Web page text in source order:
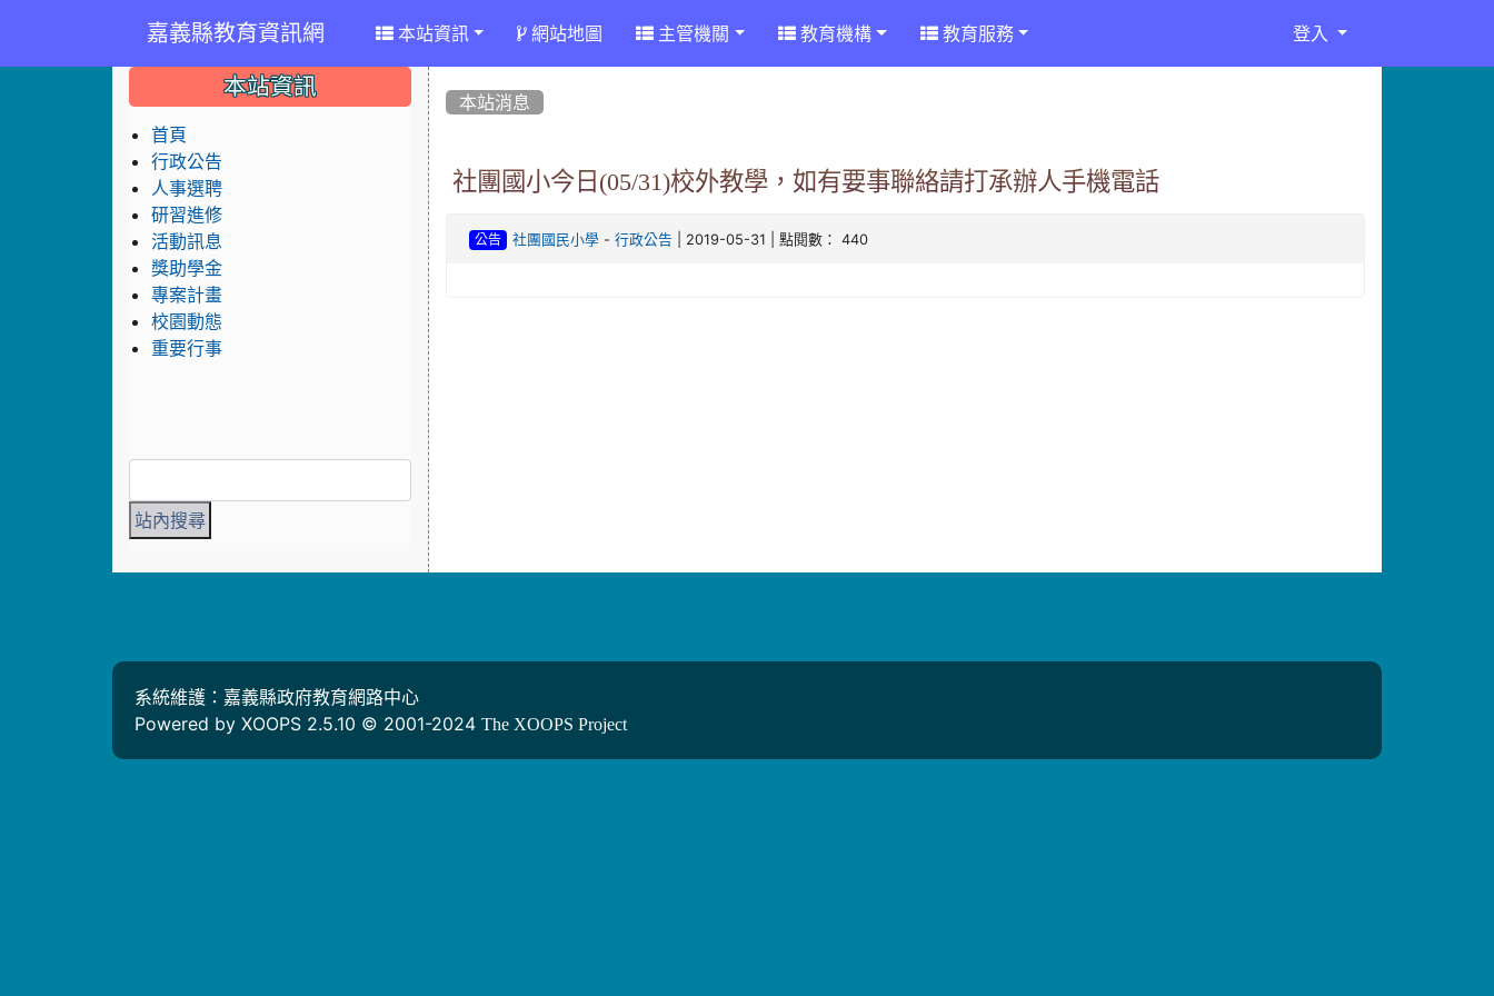
嘉義縣教育資訊網 本站資訊 網站地圖 主管機關 教育機構 教育服務 登入
本站消息
社團國小今日(05/31)校外教學，如有要事聯絡請打承辦人手機電話
公告 社團國民小學 - 行政公告 | 2019-05-31 | 點閱數： 440
::: 本站資訊
首頁
行政公告
人事選聘
研習進修
活動訊息
獎助學金
專案計畫
校園動態
重要行事
系統維護：嘉義縣政府教育網路中心
Powered by XOOPS 2.5.10 © 2001-2024 The XOOPS Project